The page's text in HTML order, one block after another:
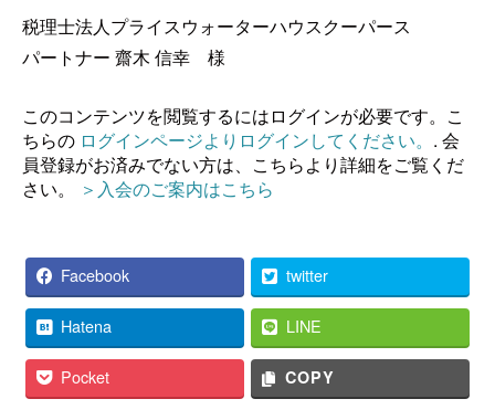
税理士法人プライスウォーターハウスクーパース
パートナー 齋木 信幸 様
このコンテンツを閲覧するにはログインが必要です。こ
ちらの ログインページよりログインしてください。 . 会
員登録がお済みでない方は、こちらより詳細をご覧くだ
さい。
＞入会のご案内はこちら
Facebook twitter
Hatena LINE
Pocket COPY